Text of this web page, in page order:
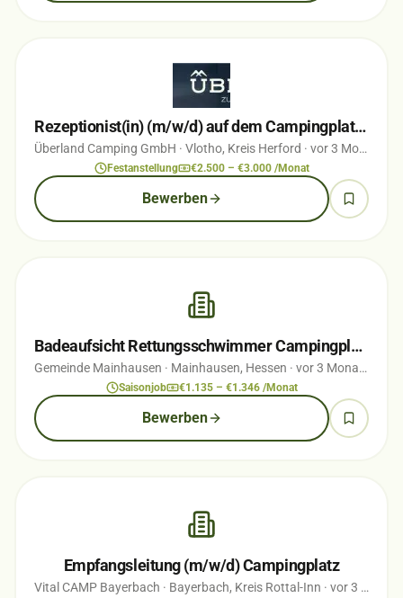
Rezeptionist(in) (m/w/d) auf dem Campingplatz ÜBERLAND Vlotho
Überland Camping GmbH · Vlotho, Kreis Herford · vor 3 Monaten
Festanstellung €2.500 – €3.000 /Monat
Bewerben
Badeaufsicht Rettungsschwimmer Campingplatz und Badeseen Mainhausen (m/w/d)
Gemeinde Mainhausen · Mainhausen, Hessen · vor 3 Monaten
Saisonjob €1.135 – €1.346 /Monat
Bewerben
Empfangsleitung (m/w/d) Campingplatz
Vital CAMP Bayerbach · Bayerbach, Kreis Rottal-Inn · vor 3 Monaten